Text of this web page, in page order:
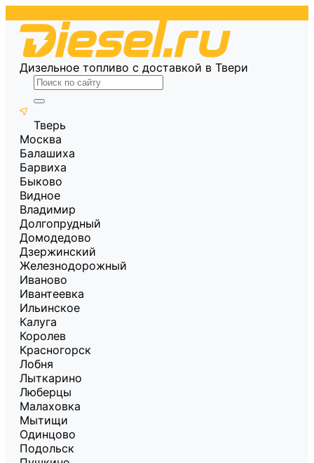
Дизельное топливо с доставкой в Твери
Тверь
Москва
Балашиха
Барвиха
Быково
Видное
Владимир
Долгопрудный
Домодедово
Дзержинский
Железнодорожный
Иваново
Ивантеевка
Ильинское
Калуга
Королев
Красногорск
Лобня
Лыткарино
Люберцы
Малаховка
Мытищи
Одинцово
Подольск